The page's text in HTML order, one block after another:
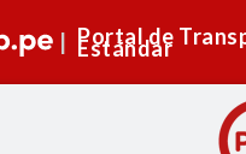
Portal de
Estándar